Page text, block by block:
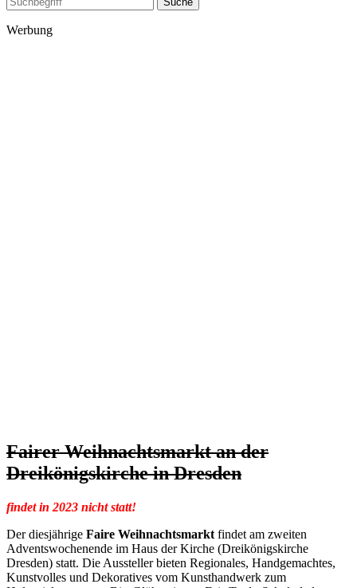
Werbung
Fairer Weihnachtsmarkt an der
Dreikönigskirche in Dresden
findet in 2023 nicht statt!
Der diesjährige Faire Weihnachtsmarkt findet am zweiten
Adventswochenende im Haus der Kirche (Dreikönigskirche
Dresden) statt. Die Aussteller bieten Regionales, Handgemachtes,
Kunstvolles und Dekoratives vom Kunsthandwerk zum